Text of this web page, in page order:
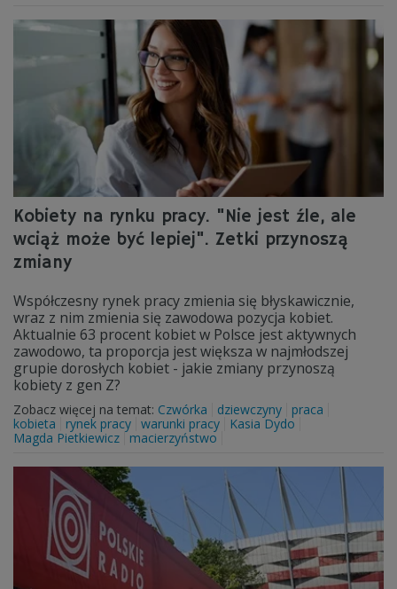
Kobiety na rynku pracy. "Nie jest źle, ale
wciąż może być lepiej". Zetki przynoszą
zmiany
Współczesny rynek pracy zmienia się błyskawicznie,
wraz z nim zmienia się zawodowa pozycja kobiet.
Aktualnie 63 procent kobiet w Polsce jest aktywnych
zawodowo, ta proporcja jest większa w najmłodszej
grupie dorosłych kobiet - jakie zmiany przynoszą
kobiety z gen Z?
Zobacz więcej na temat: Czwórka dziewczyny
praca
kobieta
rynek pracy warunki pracy
Kasia Dydo
Magda Pietkiewicz
macierzyństwo